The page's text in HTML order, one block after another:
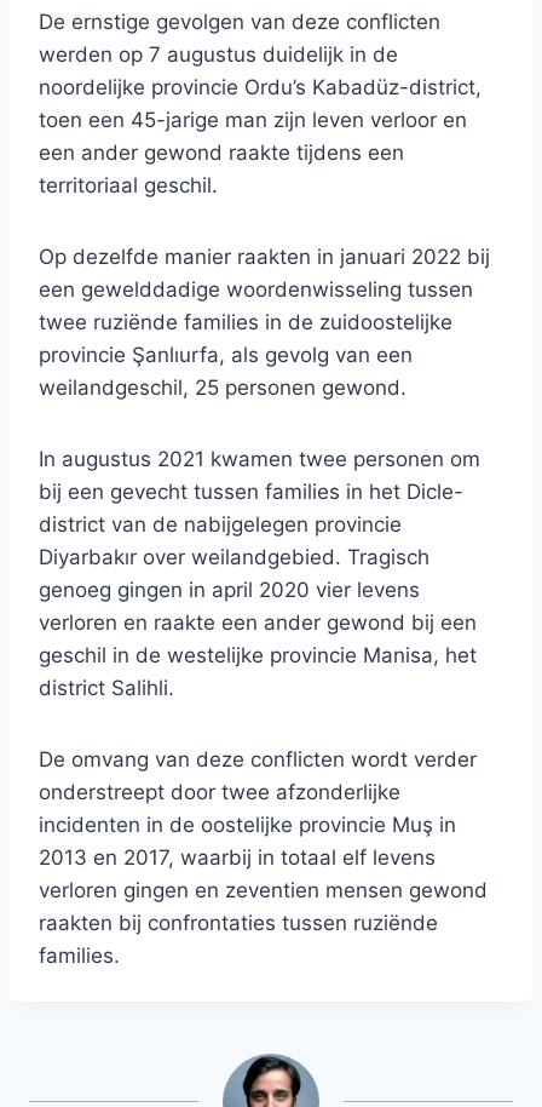
De ernstige gevolgen van deze conflicten
werden op 7 augustus duidelijk in de
noordelijke provincie Ordu’s Kabadüz-district,
toen een 45-jarige man zijn leven verloor en
een ander gewond raakte tijdens een
territoriaal geschil.
Op dezelfde manier raakten in januari 2022 bij
een gewelddadige woordenwisseling tussen
twee ruziënde families in de zuidoostelijke
provincie Şanlıurfa, als gevolg van een
weilandgeschil, 25 personen gewond.
In augustus 2021 kwamen twee personen om
bij een gevecht tussen families in het Dicle-
district van de nabijgelegen provincie
Diyarbakır over weilandgebied. Tragisch
genoeg gingen in april 2020 vier levens
verloren en raakte een ander gewond bij een
geschil in de westelijke provincie Manisa, het
district Salihli.
De omvang van deze conflicten wordt verder
onderstreept door twee afzonderlijke
incidenten in de oostelijke provincie Muş in
2013 en 2017, waarbij in totaal elf levens
verloren gingen en zeventien mensen gewond
raakten bij confrontaties tussen ruziënde
families.